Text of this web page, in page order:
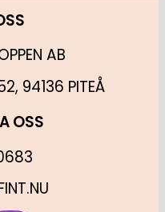
AB
94136 PITEÅ
OSS